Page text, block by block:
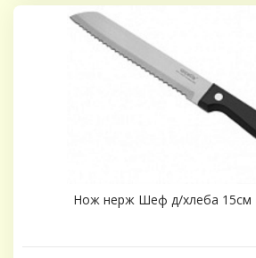
Нож нерж Шеф д/хлеба 15см